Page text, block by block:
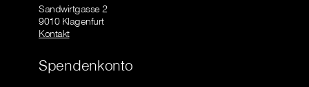
Sandwirtgasse 2
9010 Klagenfurt
Kontakt
Spendenkonto